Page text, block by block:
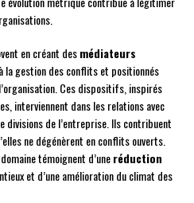
en créant desmédiateurs
la gestion des conflits et positionnés
Ces dispositifs, inspirés
interviennent dans les relations avec
divisions de l’entreprise. Ils contribuent
ne dégénèrent en conflits ouverts.
témoignent d’uneréduction
et d’une amélioration du climat des